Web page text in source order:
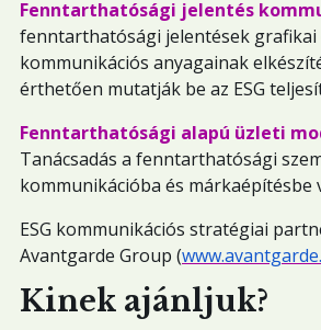
Fenntarthatósági jelentés
fenntarthatósági jelentések grafikai
kommunikációs anyagainak
érthetően mutatják be az ESG
Fenntarthatósági alapú üzleti
Tanácsadás a fenntarthatósági
kommunikációba és márkaépítésbe
ESG kommunikációs stratégiai
Avantgarde Group (
Kinek ajánljuk?